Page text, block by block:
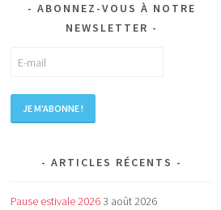
ABONNEZ-VOUS À NOTRE
NEWSLETTER
ARTICLES RÉCENTS
Pause estivale 20263 août 2026